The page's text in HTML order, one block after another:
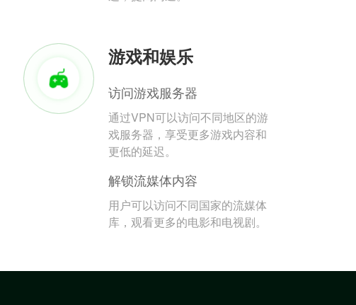
游戏和娱乐
访问游戏服务器
通过VPN可以访问不同地区的游
戏服务器，享受更多游戏内容和
更低的延迟。
解锁流媒体内容
用户可以访问不同国家的流媒体
库，观看更多的电影和电视剧。